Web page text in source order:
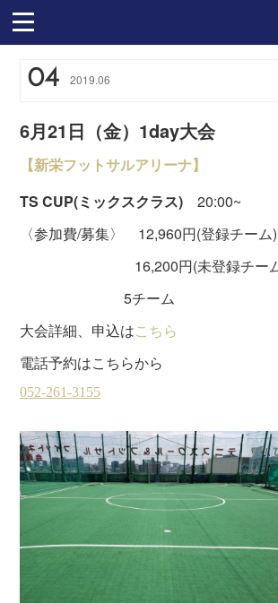
04 2019.06
6月21日（金）1day大会
【新栄フットサルアリーナ】
TS CUP(ミックスクラス) 20:00~
〈参加費/募集〉 12,960円(登録チーム)
16,200円(未登録チー
5チーム
大会詳細、申込はこちら
電話予約はこちらから